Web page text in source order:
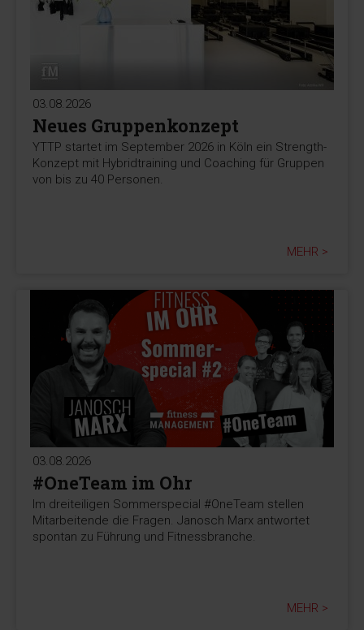
03.08.2026
Neues Gruppenkonzept
YTTP startet im September 2026 in Köln ein Strength-
Konzept mit Hybridtraining und Coaching für Gruppen
von bis zu 40 Personen.
MEHR >
03.08.2026
#OneTeam im Ohr
Im dreiteiligen Sommerspecial #OneTeam stellen
Mitarbeitende die Fragen. Janosch Marx antwortet
spontan zu Führung und Fitnessbranche.
MEHR >